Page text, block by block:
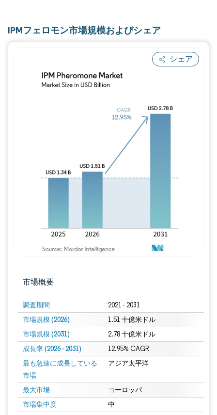
IPMフェロモン市場規模およびシェア
シェア
市場概要
調査期間 2021 - 2031
市場規模 (2026) 1.51 十億米ドル
市場規模 (2031) 2.78 十億米ドル
成長率 (2026 - 2031) 12.95% CAGR
最も急速に成長している
市場
アジア太平洋
最大市場 ヨーロッパ
市場集中度 中
画像 © Mordor Intelligence。再利用には